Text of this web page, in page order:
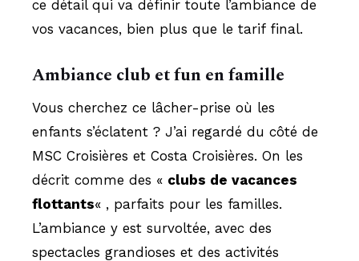
ce détail qui va définir toute l’ambiance de
vos vacances, bien plus que le tarif final.
Ambiance club et fun en famille
Vous cherchez ce lâcher-prise où les
enfants s’éclatent ? J’ai regardé du côté de
MSC Croisières et Costa Croisières. On les
décrit comme des « clubs de vacances
flottants« , parfaits pour les familles.
L’ambiance y est survoltée, avec des
spectacles grandioses et des activités